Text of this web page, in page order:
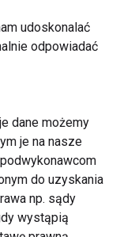
częściej
udoskonalać
odpowiadać
dane możemy
je na nasze
do uzyskania
np. sądy
wystąpią